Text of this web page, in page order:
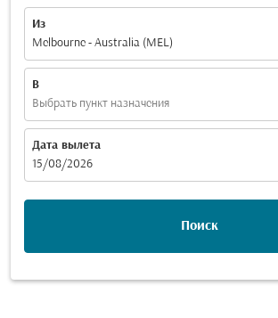
Из
Melbourne - Australia (MEL)
В
Выбрать пункт назначения
Дата вылета
fc-booking-departure-date-aria-label
15/08/2026
Поиск